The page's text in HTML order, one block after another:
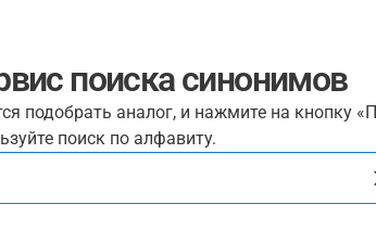
поиска синонимов
подобрать аналог, и нажмите на кнопку
поиск по алфавиту.